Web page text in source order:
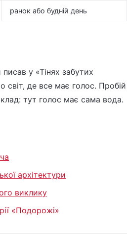
ранок або будній день
у «Тінях забутих
світ, де все має голос. Пробій
тут голос має сама вода.
архітектури
виклику
«Подорожі»